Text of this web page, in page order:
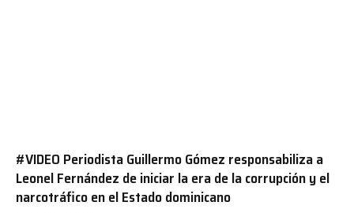
#VIDEO Periodista Guillermo Gómez responsabiliza a
Leonel Fernández de iniciar la era de la corrupción y el
narcotráfico en el Estado dominicano